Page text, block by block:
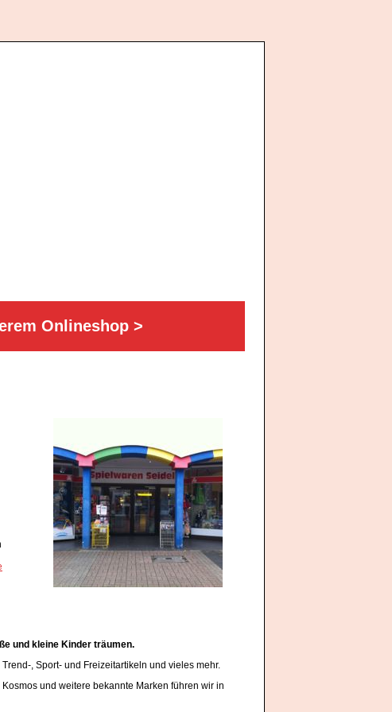
Onlineshop >
und kleine Kinder träumen.
, Sport- und Freizeitartikeln und vieles mehr.
und weitere bekannte Marken führen wir in